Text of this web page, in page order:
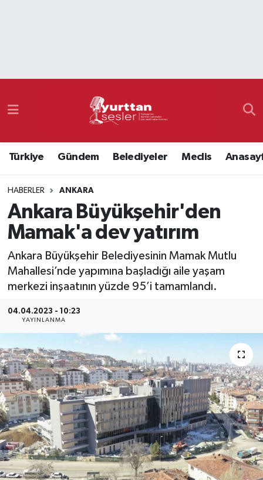
Türkiye Gündem Belediyeler Meclis
HABERLER ANKARA
Ankara Büyükşehir'den
Mamak'a dev yatırım
Ankara Büyükşehir Belediyesinin Mamak Mutlu
Mahallesi’nde yapımına başladığı aile yaşam
merkezi inşaatının yüzde 95’i tamamlandı.
04.04.2023 - 10:23
YAYINLANMA
Namaz Vakitleri
Süper Lig Puan Durumu ve Fikstür
Tüm Manşetler
Son Dakika Haberleri
Haber Arşivi